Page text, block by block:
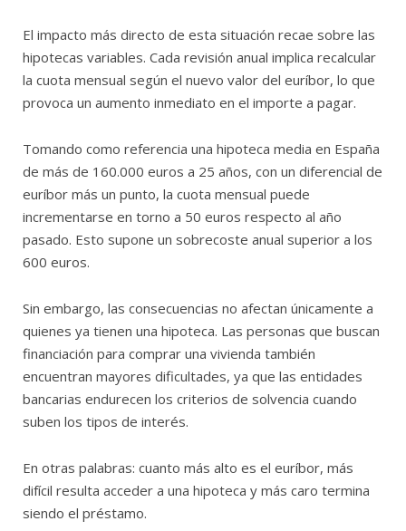
El impacto más directo de esta situación recae sobre las
hipotecas variables. Cada revisión anual implica recalcular
la cuota mensual según el nuevo valor del euríbor, lo que
provoca un aumento inmediato en el importe a pagar.
Tomando como referencia una hipoteca media en España
de más de 160.000 euros a 25 años, con un diferencial de
euríbor más un punto, la cuota mensual puede
incrementarse en torno a 50 euros respecto al año
pasado. Esto supone un sobrecoste anual superior a los
600 euros.
Sin embargo, las consecuencias no afectan únicamente a
quienes ya tienen una hipoteca. Las personas que buscan
financiación para comprar una vivienda también
encuentran mayores dificultades, ya que las entidades
bancarias endurecen los criterios de solvencia cuando
suben los tipos de interés.
En otras palabras: cuanto más alto es el euríbor, más
difícil resulta acceder a una hipoteca y más caro termina
siendo el préstamo.